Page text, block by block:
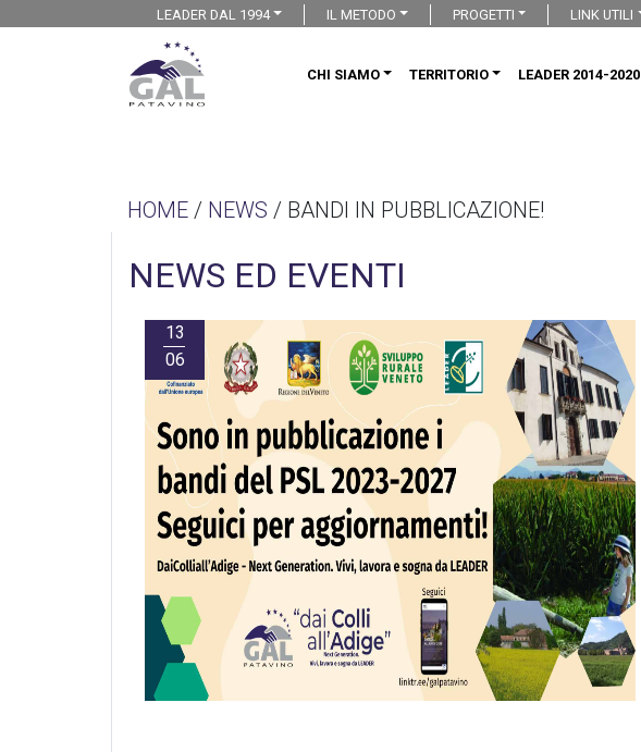
LEADER DAL 1994 IL METODO PROGETTI LINK UTILI
CHI SIAMO TERRITORIO LEADER 2014-2020
HOME / NEWS / BANDI IN PUBBLICAZIONE!
NEWS ED EVENTI
13
06